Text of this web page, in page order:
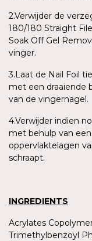
2.Verwijder de
180/180 Straight
Soak Off Gel
vinger.
3.Laat de Nail Foil
met een draaiende
van de vingernagel.
4.Verwijder indien
met behulp van
oppervlaktelagen
schraapt.
INGREDIENTS
Acrylates
Trimethylbenzoyl